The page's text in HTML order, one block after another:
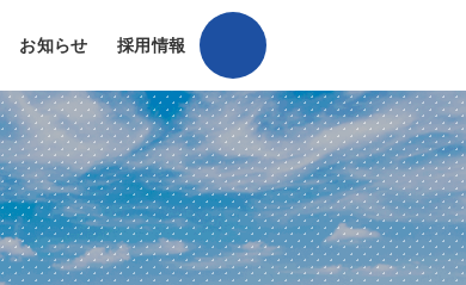
お知らせ 採用情報